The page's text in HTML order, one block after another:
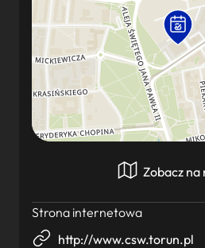
Zobacz na
Strona internetowa
http://www.csw.torun.pl